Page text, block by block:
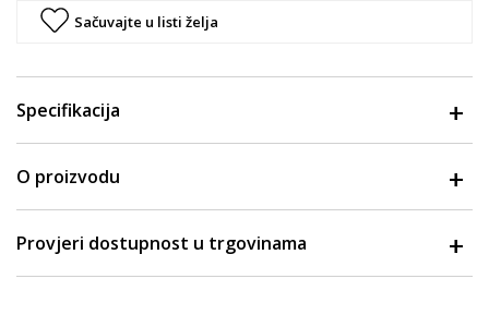
Sačuvajte u listi želja
Specifikacija
O proizvodu
Provjeri dostupnost u trgovinama